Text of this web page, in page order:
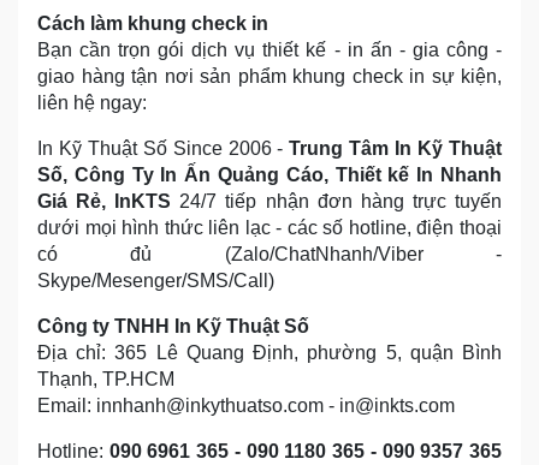
Cách làm khung check in
Bạn cần trọn gói dịch vụ thiết kế - in ấn - gia công -
giao hàng tận nơi sản phẩm khung check in sự kiện,
liên hệ ngay:
In Kỹ Thuật Số Since 2006 -Trung Tâm In Kỹ Thuật
Số, Công Ty In Ấn Quảng Cáo, Thiết kế In Nhanh
Giá Rẻ, InKTS 24/7 tiếp nhận đơn hàng trực tuyến
dưới mọi hình thức liên lạc - các số hotline, điện thoại
có đủ (Zalo/ChatNhanh/Viber -
Skype/Mesenger/SMS/Call)
Công ty TNHH In Kỹ Thuật Số
Địa chỉ: 365 Lê Quang Định, phường 5, quận Bình
Thạnh, TP.HCM
Email: innhanh@inkythuatso.com - in@inkts.com
Hotline: 090 6961 365 - 090 1180 365 - 090 9357 365